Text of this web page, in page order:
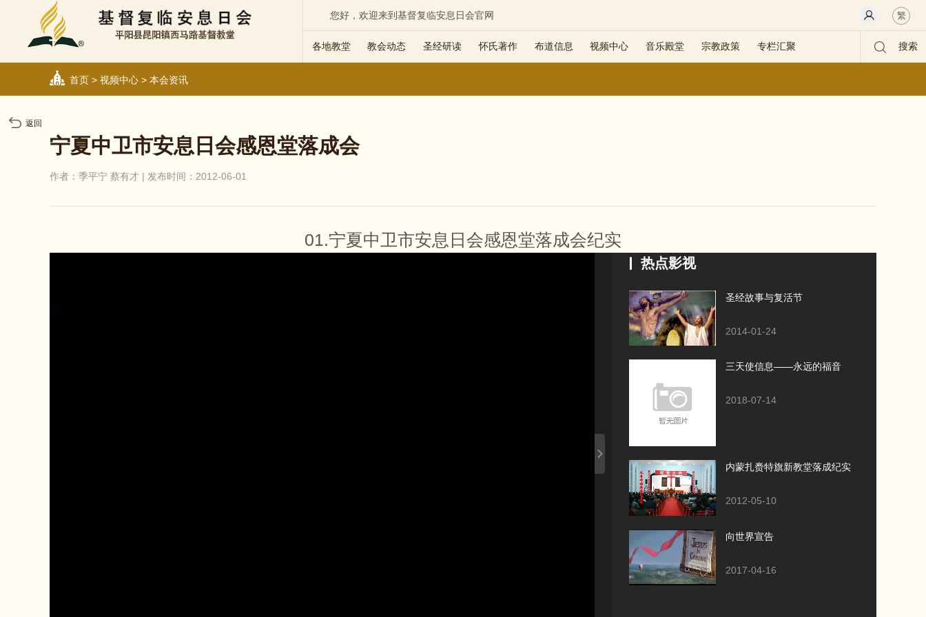
您好，欢迎来到基督复临安息日会官网 繁
各地教堂 教会动态 圣经研读 怀氏著作 布道信息 视频中心 音乐殿堂 宗教政策 专栏汇聚 搜索
首页> 视频中心> 本会资讯
返回
宁夏中卫市安息日会感恩堂落成会
作者：季平宁 蔡有才 | 发布时间：2012-06-01
01.宁夏中卫市安息日会感恩堂落成会纪实
热点影视
圣经故事与复活节
2014-01-24
三天使信息——永远的福音
2018-07-14
内蒙扎赉特旗新教堂落成纪实
2012-05-10
向世界宣告
2017-04-16